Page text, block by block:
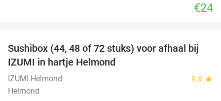
€24
45%
Sushibox (44, 48 of 72 stuks) voor afhaal bij
IZUMI in hartje Helmond
IZUMI Helmond 9.8 star
Helmond